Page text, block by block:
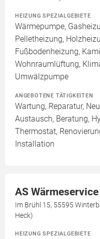
HEIZUNG SPEZIALGEBIETE
Wärmepumpe,
Pelletheizung,
Fußbodenheizung,
Wohnraumlüftung,
Umwälzpumpe
ANGEBOTENE TÄTIGKEITEN
Wartung, Reparatur,
Austausch, Beratung,
Thermostat,
Installation
AS Wärmeservice
Im Brühl 15, 55595
Heck)
HEIZUNG SPEZIALGEBIETE